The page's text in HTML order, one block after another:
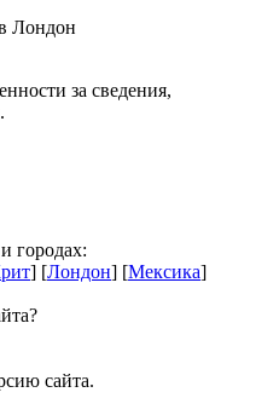
Лондон
за сведения,
городах:
] [Лондон] [Мексика]
сайта.